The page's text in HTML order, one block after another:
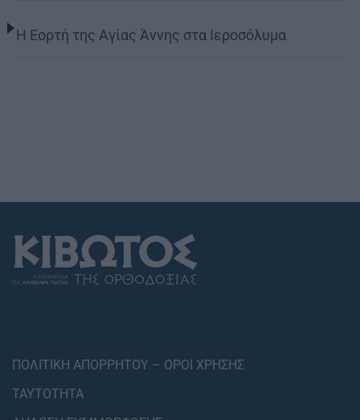
Η Εορτή της Αγίας Άννης στα Ιεροσόλυμα
ΠΟΛΙΤΙΚΗ ΑΠΟΡΡΗΤΟΥ – ΟΡΟΙ ΧΡΗΣΗΣ
ΤΑΥΤΟΤΗΤΑ